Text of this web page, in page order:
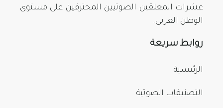
عشرات المعلقين الصوتيين المحترفين على مستوى
الوطن العربي.
روابط سريعة
الرئيسية
التصنيفات الصوتية